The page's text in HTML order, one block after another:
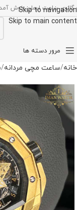
Skip to navigation
Skip to main content
گالری ساعت ایمان خوش
مرور دسته ها
خانه ساعت مچی مردانه